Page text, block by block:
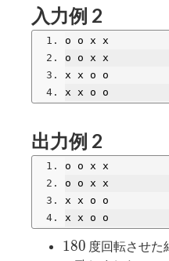
入力例 2
o o x x
o o x x
x x o o
x x o o
出力例 2
o o x x
o o x x
x x o o
x x o o
180
180 度回転させた